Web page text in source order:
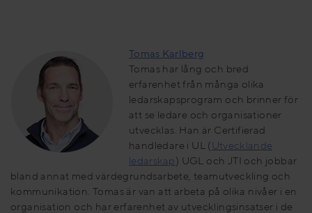
Tomas Karlberg
Tomas har lång och bred
erfarenhet från många olika
ledarskapsprogram och brinner för
att se ledare och organisationer
utvecklas. Han är Certifierad
handledare i UL (Utvecklande
ledarskap) UGL och JTI och jobbar
bland annat med värdegrundsarbete, teamutveckling och
kommunikation. Tomas är van att arbeta på olika nivåer i en
organisation och har erfarenhet av utvecklingsinsatser i de